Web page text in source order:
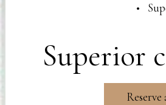
Superior